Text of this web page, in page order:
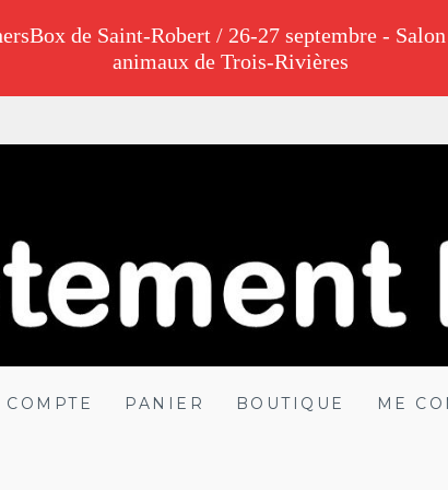
PANIER BOUTIQUE ME
de Saint-Robert / 26-27 septembre -
animaux de Trois-Rivières